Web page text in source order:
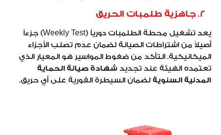
يعد تشغيل محطة الطلمبات دورياً (Weekly Test) جزءاً
أصيلاً من اشتراطات الصيانة لضمان عدم تصلب الأجزاء
الميكانيكية. التأكد من ضغوط المواسير هو المعيار الذي
تعتمده الهيئة عند تجديد شهادة صيانة الحماية
المدنية السنوية لضمان السيطرة الفورية على أي حريق.